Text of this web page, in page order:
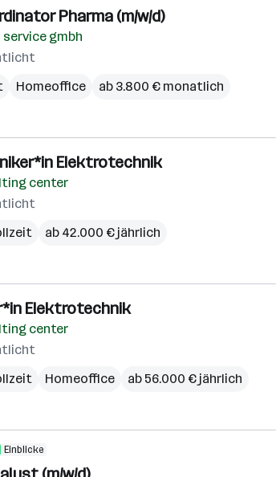
Pharma (m/w/d)
gmbh
Homeoffice ab 3.800 € monatlich
Elektrotechnik
center
ab 42.000 € jährlich
Elektrotechnik
center
Homeoffice ab 56.000 € jährlich
Einblicke